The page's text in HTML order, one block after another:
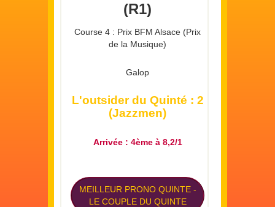
(R1)
Course 4 : Prix BFM Alsace (Prix
de la Musique)
Galop
L'outsider du Quinté : 2
(Jazzmen)
Arrivée : 4ème à 8,2/1
MEILLEUR PRONO QUINTE-
LE COUPLE DU QUINTE